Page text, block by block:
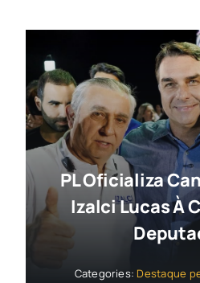
PL Oficializa
Izalci Lucas À
Categories: Destaque